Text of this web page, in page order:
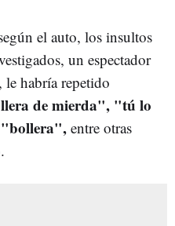
el auto, los insultos
un espectador
habría repetido
de mierda", "tú lo
"bollera", entre otras